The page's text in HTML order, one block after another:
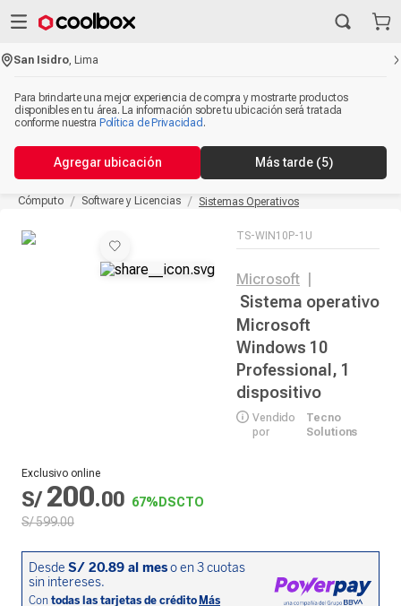
San Isidro ,Lima
Para brindarte una mejor experiencia de compra y mostrarte productos
disponibles en tu área. La información sobre tu ubicación será tratada
conforme nuestra Política de Privacidad .
Agregar ubicación Más tarde (5)
Cómputo Software y Licencias Sistemas Operativos
TS-WIN10P-1U
Microsoft
Sistema operativo
Microsoft
Windows 10
Professional, 1
dispositivo
Vendido
por
Tecno
Solutions
Exclusivo online
S/ 200.00 67% DSCTO
S/599.00